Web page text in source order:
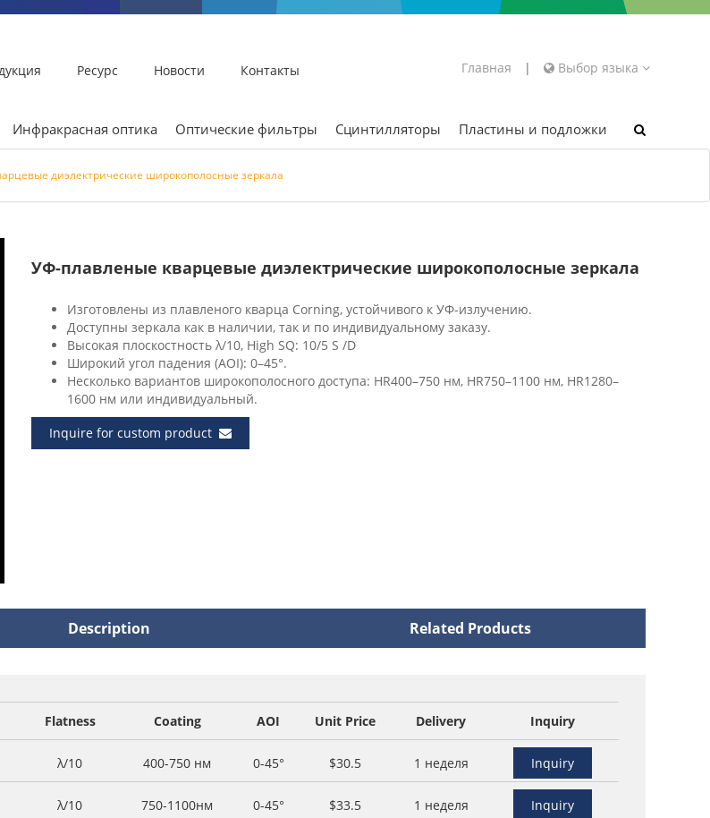
Ресурс Новости Контакты Главная | Выбор языка
Инфракрасная оптика Оптические фильтры Сцинтилляторы Пластины и подложки
диэлектрические широкополосные зеркала
УФ-плавленые кварцевые диэлектрические широкополосные зеркала
Изготовлены из плавленого кварца Corning, устойчивого к УФ-излучению.
Доступны зеркала как в наличии, так и по индивидуальному заказу.
Высокая плоскостность λ/10, High SQ: 10/5 S /D
Широкий угол падения (AOI): 0–45°.
Несколько вариантов широкополосного доступа: HR400–750 нм, HR750–1100 нм, HR1280–
1600 нм или индивидуальный.
Inquire for custom product
Description Related Products
Flatness Coating AOI Unit Price Delivery Inquiry
λ/10 400-750 нм 0-45° $30.5 1 неделя Inquiry
λ/10 750-1100нм 0-45° $33.5 1 неделя Inquiry